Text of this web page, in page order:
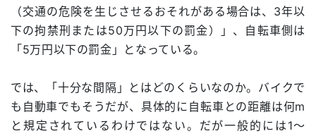
（交通の危険を生じさせるおそれがある場合は、3年以
下の拘禁刑または50万円以下の罰金）」、自転車側は
「5万円以下の罰金」となっている。
では、「十分な間隔」とはどのくらいなのか。バイクで
も自動車でもそうだが、具体的に自転車との距離は何m
と規定されているわけではない。だが一般的には1〜